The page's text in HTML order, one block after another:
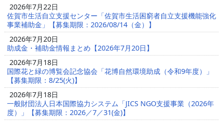
2026年7月22日
佐賀市生活自立支援センター「佐賀市生活困窮者自立支援機能強化
事業補助金」【募集期限：2026/08/14（金）】
2026年7月20日
助成金・補助金情報まとめ【2026年7月20日】
2026年7月18日
国際花と緑の博覧会記念協会「花博自然環境助成（令和9年度）」
【募集期限：8/25(火)】
2026年7月18日
一般財団法人日本国際協力システム「JICS NGO支援事業（2026年
度）」【募集期限：2026／7／31(金)】